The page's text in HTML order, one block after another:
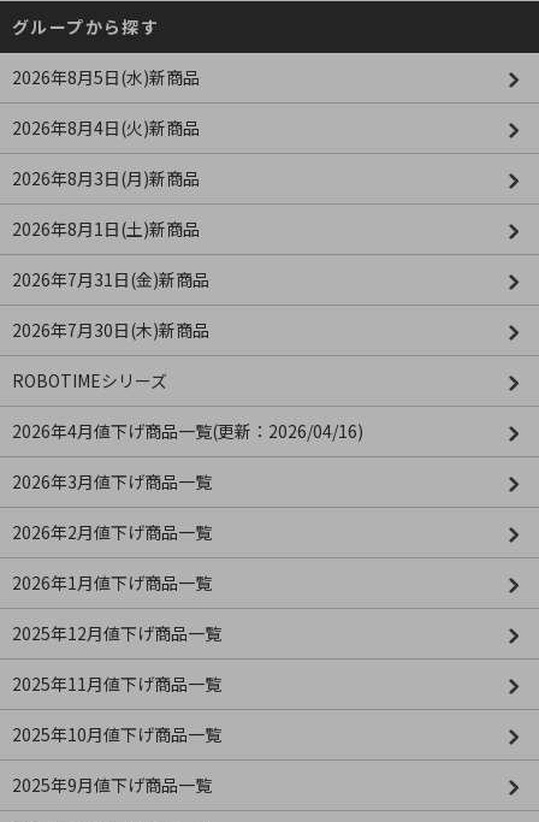
グループから探す
2026年8月5日(水)新商品
2026年8月4日(火)新商品
2026年8月3日(月)新商品
2026年8月1日(土)新商品
2026年7月31日(金)新商品
2026年7月30日(木)新商品
ROBOTIMEシリーズ
2026年4月値下げ商品一覧(更新：2026/04/16)
2026年3月値下げ商品一覧
2026年2月値下げ商品一覧
2026年1月値下げ商品一覧
2025年12月値下げ商品一覧
2025年11月値下げ商品一覧
2025年10月値下げ商品一覧
2025年9月値下げ商品一覧